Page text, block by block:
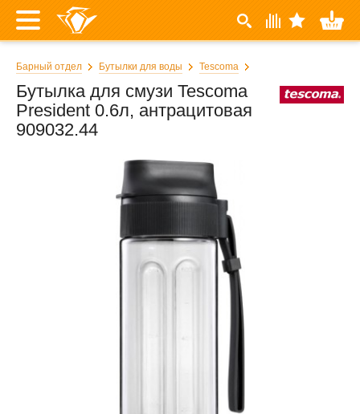
Барный отдел Бутылки для воды Tescoma
Бутылка для смузи Tescoma
President 0.6л, антрацитовая
909032.44